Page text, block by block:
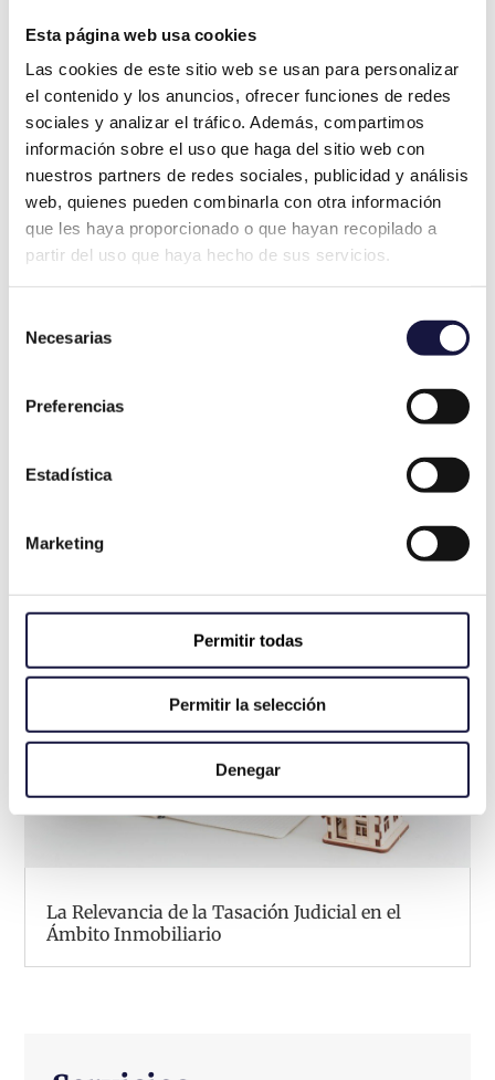
Esta página web usa cookies
Las cookies de este sitio web se usan para personalizar
el contenido y los anuncios, ofrecer funciones de redes
sociales y analizar el tráfico. Además, compartimos
información sobre el uso que haga del sitio web con
nuestros partners de redes sociales, publicidad y análisis
web, quienes pueden combinarla con otra información
que les haya proporcionado o que hayan recopilado a
partir del uso que haya hecho de sus servicios.
Necesarias
Preferencias
Estadística
Marketing
Permitir todas
Permitir la selección
Denegar
Informes Periciales para Comunidades de
Propietarios
La Relevancia de la Tasación Judicial en el
Ámbito Inmobiliario